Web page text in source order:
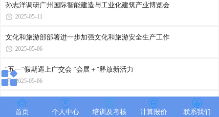
孙志洋调研广州国际智能建造与工业化建筑产业博览会
2025-05-11
文化和旅游部部署进一步加强文化和旅游安全生产工作
2025-05-06
“五一”假期遇上广交会 “会展＋”释放新活力
2025-05-06
“中国第一展”多项指标创新高显示中国外贸新活力
2025-05-06
首页 个人中心 培训及考核 计算报价 联系我们